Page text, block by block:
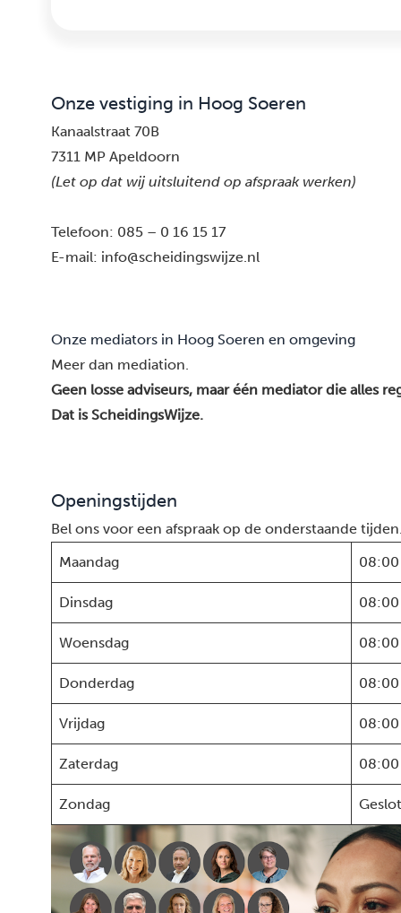
Onze vestiging in Hoog Soeren
Kanaalstraat 70B
7311 MP Apeldoorn
(Let op dat wij uitsluitend op afspraak werken)
Telefoon: 085 – 0 16 15 17
E-mail: info@scheidingswijze.nl
Onze mediators in Hoog Soeren en omgeving
Meer dan mediation.
Geen losse adviseurs, maar één mediator die alles
Dat is ScheidingsWijze.
Openingstijden
Bel ons voor een afspraak op de onderstaande
Maandag
Dinsdag
Woensdag
Donderdag
Vrijdag
Zaterdag
Zondag